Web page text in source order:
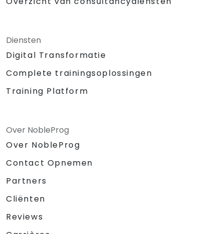
Diensten
Digital Transformatie
Complete trainingsoplossingen
Training Platform
Over NobleProg
Over NobleProg
Contact Opnemen
Partners
Cliënten
Reviews